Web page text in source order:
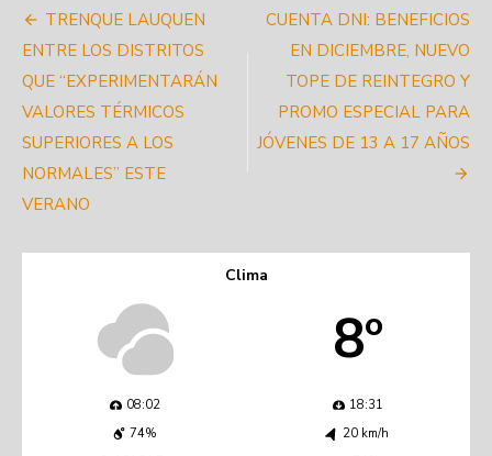
Navegación
de
entradas
TRENQUE LAUQUEN
ENTRE LOS DISTRITOS
QUE “EXPERIMENTARÁN
VALORES TÉRMICOS
SUPERIORES A LOS
NORMALES” ESTE
VERANO
CUENTA DNI: BENEFICIOS
EN DICIEMBRE, NUEVO
TOPE DE REINTEGRO Y
PROMO ESPECIAL PARA
JÓVENES DE 13 A 17 AÑOS
Clima
8º
08:02
18:31
74%
20 km/h